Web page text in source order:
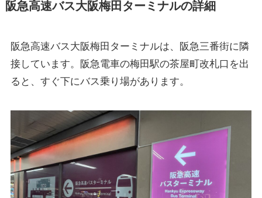
阪急高速バス大阪梅田ターミナルの詳細
阪急高速バス大阪梅田ターミナルは、阪急三番街に隣
接しています。阪急電車の梅田駅の茶屋町改札口を出
ると、すぐ下にバス乗り場があります。